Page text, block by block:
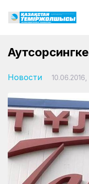
Аутсорсингке
Новости 10.06.2016,